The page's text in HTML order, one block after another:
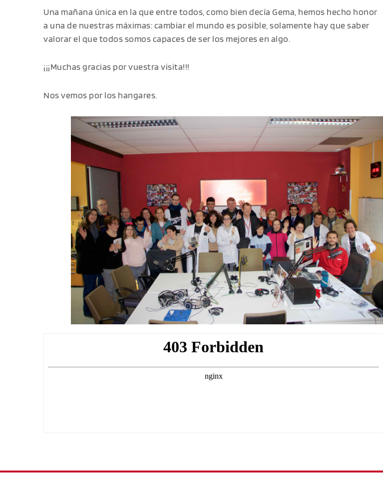
Una mañana única en la que entre todos, como bien decía Gema, hemos hecho honor
a una de nuestras máximas: cambiar el mundo es posible, solamente hay que saber
valorar el que todos somos capaces de ser los mejores en algo.
¡¡¡Muchas gracias por vuestra visita!!!
Nos vemos por los hangares.